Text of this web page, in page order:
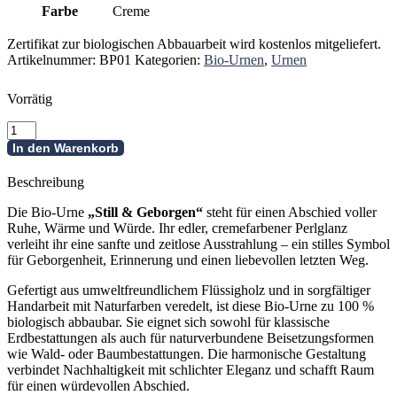
Farbe Creme
Zertifikat zur biologischen Abbauarbeit wird kostenlos mitgeliefert.
Artikelnummer: BP01 Kategorien: Bio-Urnen, Urnen
Vorrätig
Bio-
Urne
-
Still
&
Geborgen
Menge
In den Warenkorb
Beschreibung
Die Bio-Urne „Still & Geborgen“ steht für einen Abschied voller
Ruhe, Wärme und Würde. Ihr edler, cremefarbener Perlglanz
verleiht ihr eine sanfte und zeitlose Ausstrahlung – ein stilles Symbol
für Geborgenheit, Erinnerung und einen liebevollen letzten Weg.
Gefertigt aus umweltfreundlichem Flüssigholz und in sorgfältiger
Handarbeit mit Naturfarben veredelt, ist diese Bio-Urne zu 100 %
biologisch abbaubar. Sie eignet sich sowohl für klassische
Erdbestattungen als auch für naturverbundene Beisetzungsformen
wie Wald- oder Baumbestattungen. Die harmonische Gestaltung
verbindet Nachhaltigkeit mit schlichter Eleganz und schafft Raum
für einen würdevollen Abschied.